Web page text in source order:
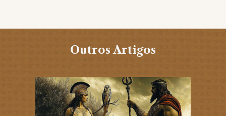
Outros Artigos